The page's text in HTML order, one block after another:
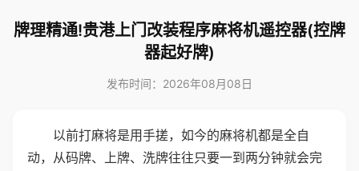
牌理精通!贵港上门改装程序麻将机遥控器(控牌
器起好牌)
发布时间：2026年08月08日
以前打麻将是用手搓，如今的麻将机都是全自
动，从码牌、上牌、洗牌往往只要一到两分钟就会完